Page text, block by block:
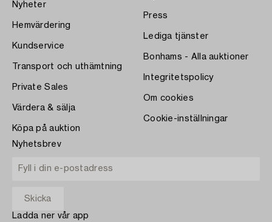
Nyheter
Hemvärdering
Kundservice
Transport och uthämtning
Private Sales
Värdera & sälja
Köpa på auktion
Press
Lediga tjänster
Bonhams - Alla auktioner
Integritetspolicy
Om cookies
Cookie-inställningar
Nyhetsbrev
Ladda ner vår app